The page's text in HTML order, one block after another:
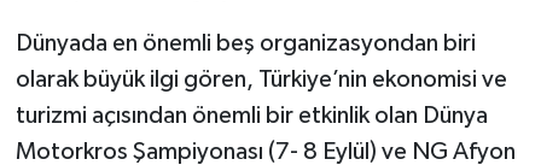
Dünyada en önemli beş organizasyondan biri
olarak büyük ilgi gören, Türkiye’nin ekonomisi ve
turizmi açısından önemli bir etkinlik olan Dünya
Motorkros Şampiyonası (7- 8 Eylül) ve NG Afyon